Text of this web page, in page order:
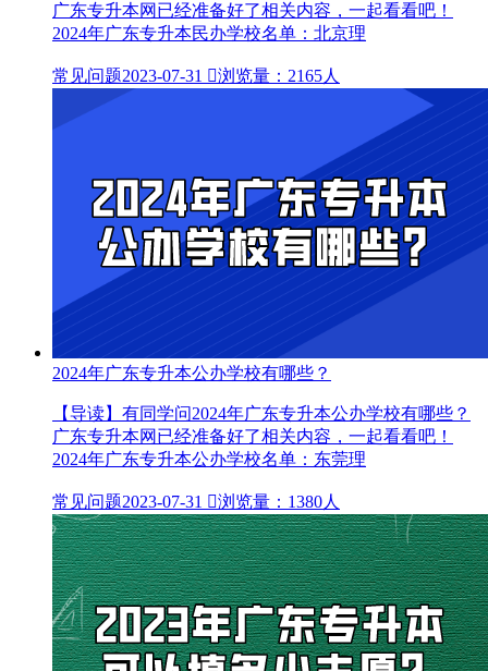
广东专升本网已经准备好了相关内容，一起看看吧！
2024年广东专升本民办学校名单：北京理
常见问题2023-07-31 浏览量：2165人
2024年广东专升本公办学校有哪些？
【导读】有同学问2024年广东专升本公办学校有哪些？
广东专升本网已经准备好了相关内容，一起看看吧！
2024年广东专升本公办学校名单：东莞理
常见问题2023-07-31 浏览量：1380人